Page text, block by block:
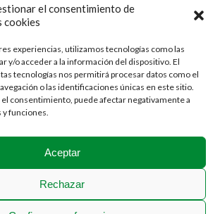
el consentimiento de
cookies
experiencias, utilizamos tecnologías como las
y/o acceder a la información del dispositivo. El
tecnologías nos permitirá procesar datos como el
o las identificaciones únicas en este sitio.
consentimiento, puede afectar negativamente a
y funciones.
Aceptar
Rechazar